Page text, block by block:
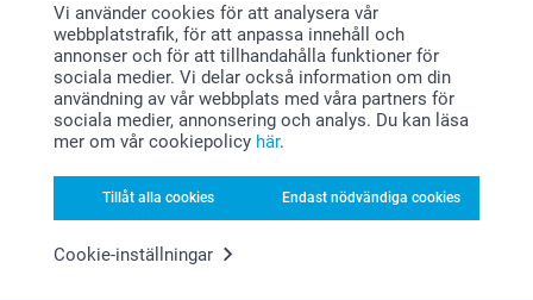
Vi använder cookies för att analysera vår
webbplatstrafik, för att anpassa innehåll och
annonser och för att tillhandahålla funktioner för
sociala medier. Vi delar också information om din
användning av vår webbplats med våra partners för
sociala medier, annonsering och analys. Du kan läsa
mer om vår cookiepolicy här.
Tillåt alla cookies Endast nödvändiga cookies
Cookie-inställningar
Nöjd kundgaranti
Bonus på alla dina köp